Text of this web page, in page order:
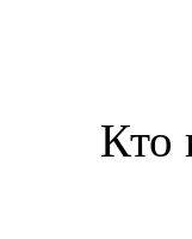
Кто